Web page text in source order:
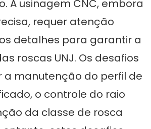
A usinagem CNC, embora
requer atenção
detalhes para garantir a
roscas UNJ. Os desafios
a manutenção do perfil de
o controle do raio
da classe de rosca